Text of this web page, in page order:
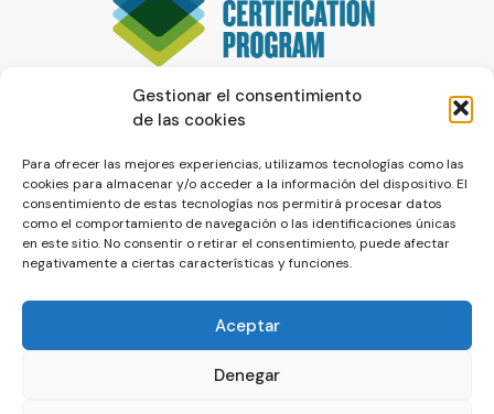
Gestionar el consentimiento
de las cookies
Para ofrecer las mejores experiencias, utilizamos tecnologías como las
cookies para almacenar y/o acceder a la información del dispositivo. El
consentimiento de estas tecnologías nos permitirá procesar datos
como el comportamiento de navegación o las identificaciones únicas
en este sitio. No consentir o retirar el consentimiento, puede afectar
negativamente a ciertas características y funciones.
Aceptar
Denegar